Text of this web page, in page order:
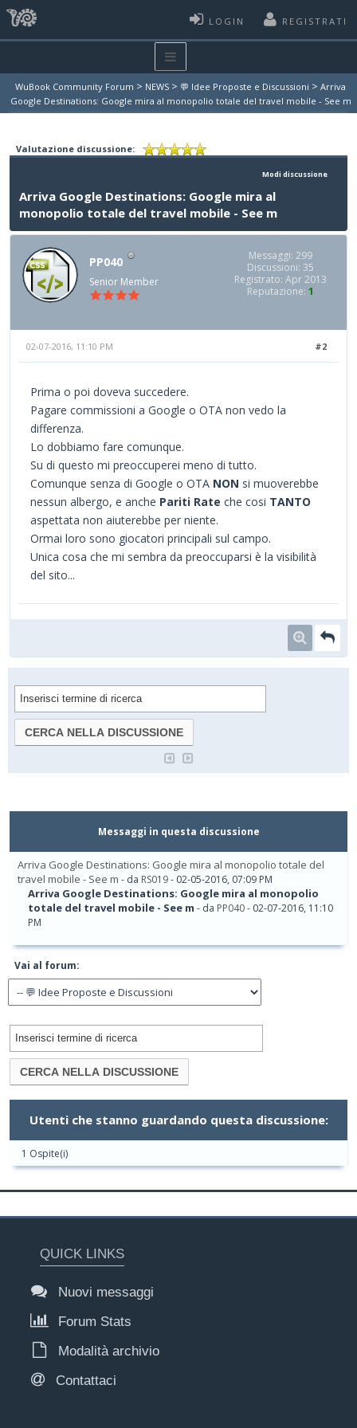
LOGIN REGISTRATI
WuBook Community Forum > NEWS > 💬 Idee Proposte e Discussioni > Arriva
Google Destinations: Google mira al monopolio totale del travel mobile - See m
Valutazione discussione:
Modi discussione
Arriva Google Destinations: Google mira al
monopolio totale del travel mobile - See m
PP040
Senior Member
Messaggi: 299
Discussioni: 35
Registrato: Apr 2013
Reputazione: 1
#2
02-07-2016, 11:10 PM
Prima o poi doveva succedere.
Pagare commissioni a Google o OTA non vedo la
differenza.
Lo dobbiamo fare comunque.
Su di questo mi preoccuperei meno di tutto.
Comunque senza di Google o OTA NON si muoverebbe
nessun albergo, e anche Pariti Rate che cosi TANTO
aspettata non aiuterebbe per niente.
Ormai loro sono giocatori principali sul campo.
Unica cosa che mi sembra da preoccuparsi è la visibilità
del sito...
Messaggi in questa discussione
Arriva Google Destinations: Google mira al monopolio totale del
travel mobile - See m - da RS019- 02-05-2016, 07:09 PM
Arriva Google Destinations: Google mira al monopolio
totale del travel mobile - See m - da PP040- 02-07-2016, 11:10
PM
Vai al forum:
Utenti che stanno guardando questa discussione:
1 Ospite(i)
QUICK LINKS
Nuovi messaggi
Forum Stats
Modalità archivio
Contattaci